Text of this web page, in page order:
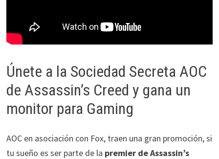
Únete a la Sociedad Secreta AOC
de Assassin’s Creed y gana un
monitor para Gaming
AOC en asociación con Fox, traen una gran promoción, si
tu sueño es ser parte de la premier de Assassin’s